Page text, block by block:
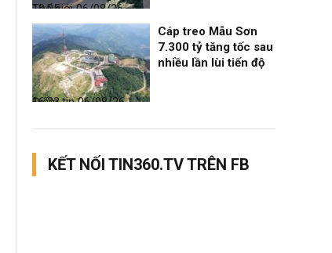
Thế giới
06/08/26, 19:05
Điểm tin
06/08/26, 16:23
Cáp treo Mẫu Sơn
7.300 tỷ tăng tốc sau
nhiều lần lùi tiến độ
KẾT NỐI TIN360.TV TRÊN FB